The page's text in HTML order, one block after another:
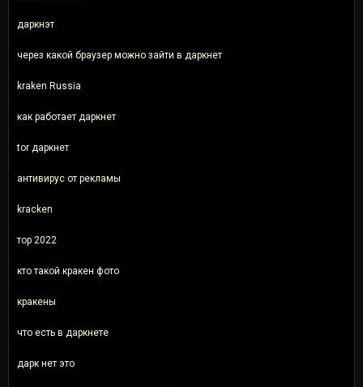
даркнэт
через какой браузер можно зайти в даркнет
kraken Russia
как работает даркнет
tor даркнет
антивирус от рекламы
kracken
тор 2022
кто такой кракен фото
кракены
что есть в даркнете
дарк нет это